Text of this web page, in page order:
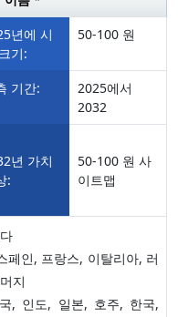
년에 시
기:
50-100 원
기간:
2025에서
2032
년 가치
:
50-100 원 사
이트맵
페인, 프랑스, 이탈리아, 러
지
, 인도, 일본, 호주, 한국,